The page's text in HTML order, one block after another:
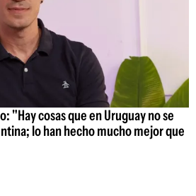
"Hay cosas que en Uruguay no se
lo han hecho mucho mejor que